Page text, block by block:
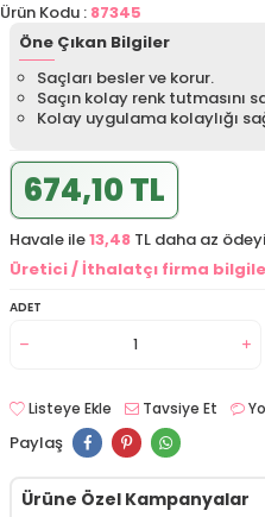
Ürün Kodu : 87345
Öne Çıkan Bilgiler
Saçları besler ve korur.
Saçın kolay renk tutmasını
Kolay uygulama kolaylığı
674,10 TL
Havale ile13,48 TL daha az
Üretici / İthalatçı firma
ADET
Listeye Ekle Tavsiye Et
Paylaş
Ürüne Özel Kampanyalar